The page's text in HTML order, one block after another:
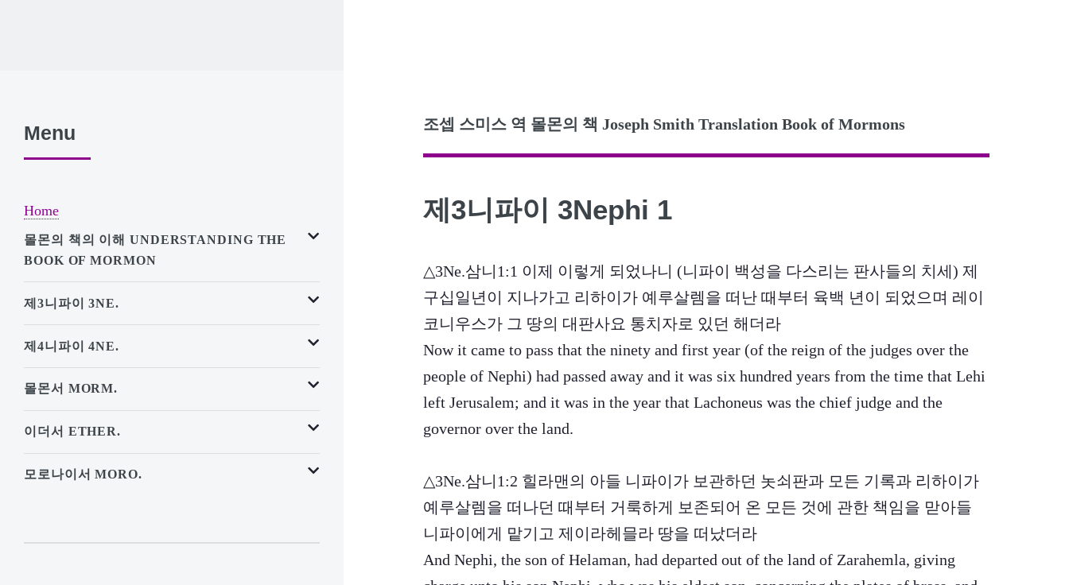
조셉 스미스 역 몰몬의 책 Joseph Smith Translation Book of Mormons
제3니파이 3Nephi 1
△3Ne.삼니1:1 이제 이렇게 되었나니 (니파이 백성을 다스리는 판사들의 치세) 제
구십일년이 지나가고 리하이가 예루살렘을 떠난 때부터 육백 년이 되었으며 레이
코니우스가 그 땅의 대판사요 통치자로 있던 해더라
Now it came to pass that the ninety and first year (of the reign of the judges over the
people of Nephi) had passed away and it was six hundred years from the time that Lehi
left Jerusalem; and it was in the year that Lachoneus was the chief judge and the
governor over the land.
△3Ne.삼니1:2 힐라맨의 아들 니파이가 보관하던 놋쇠판과 모든 기록과 리하이가
예루살렘을 떠나던 때부터 거룩하게 보존되어 온 모든 것에 관한 책임을 맏아들
니파이에게 맡기고 제이라헤믈라 땅을 떠났더라
And Nephi, the son of Helaman, had departed out of the land of Zarahemla, giving
Menu
Home
몰몬의 책의 이해 UNDERSTANDING THE
BOOK OF MORMON
제3니파이 3NE.
제4니파이 4NE.
몰몬서 MORM.
이더서 ETHER.
모로나이서 MORO.